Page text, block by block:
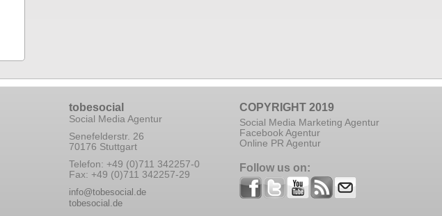
tobesocial
Social Media Agentur
Senefelderstr. 26
70176 Stuttgart
Telefon: +49 (0)711 342257-0
Fax: +49 (0)711 342257-29
info@tobesocial.de
tobesocial.de
COPYRIGHT 2019
Social Media Marketing Agentur
Facebook Agentur
Online PR Agentur
Follow us on: